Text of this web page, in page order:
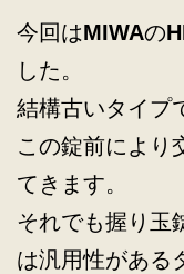
今回はMIWAの
した。
結構古いタイプ
この錠前により
てきます。
それでも握り玉
は汎用性がある